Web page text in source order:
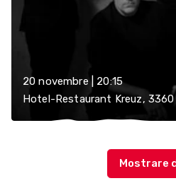
20 novembre | 20:15
Hotel-Restaurant Kreuz,